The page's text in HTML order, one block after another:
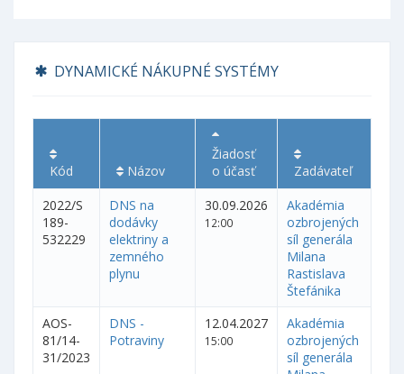
DYNAMICKÉ NÁKUPNÉ SYSTÉMY
Kód Názov
Žiadosť
o účasť
Zadávateľ
2022/S
189-
532229
DNS na
dodávky
elektriny a
zemného
plynu
30.09.2026
12:00
Akadémia
ozbrojených
síl generála
Milana
Rastislava
Štefánika
AOS-
81/14-
31/2023
DNS -
Potraviny
12.04.2027
15:00
Akadémia
ozbrojených
síl generála